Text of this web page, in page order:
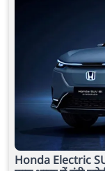
Honda Electric